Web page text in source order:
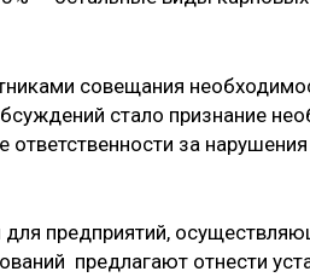
совещания
стало признание
за
для предприятий,
предлагают отнести